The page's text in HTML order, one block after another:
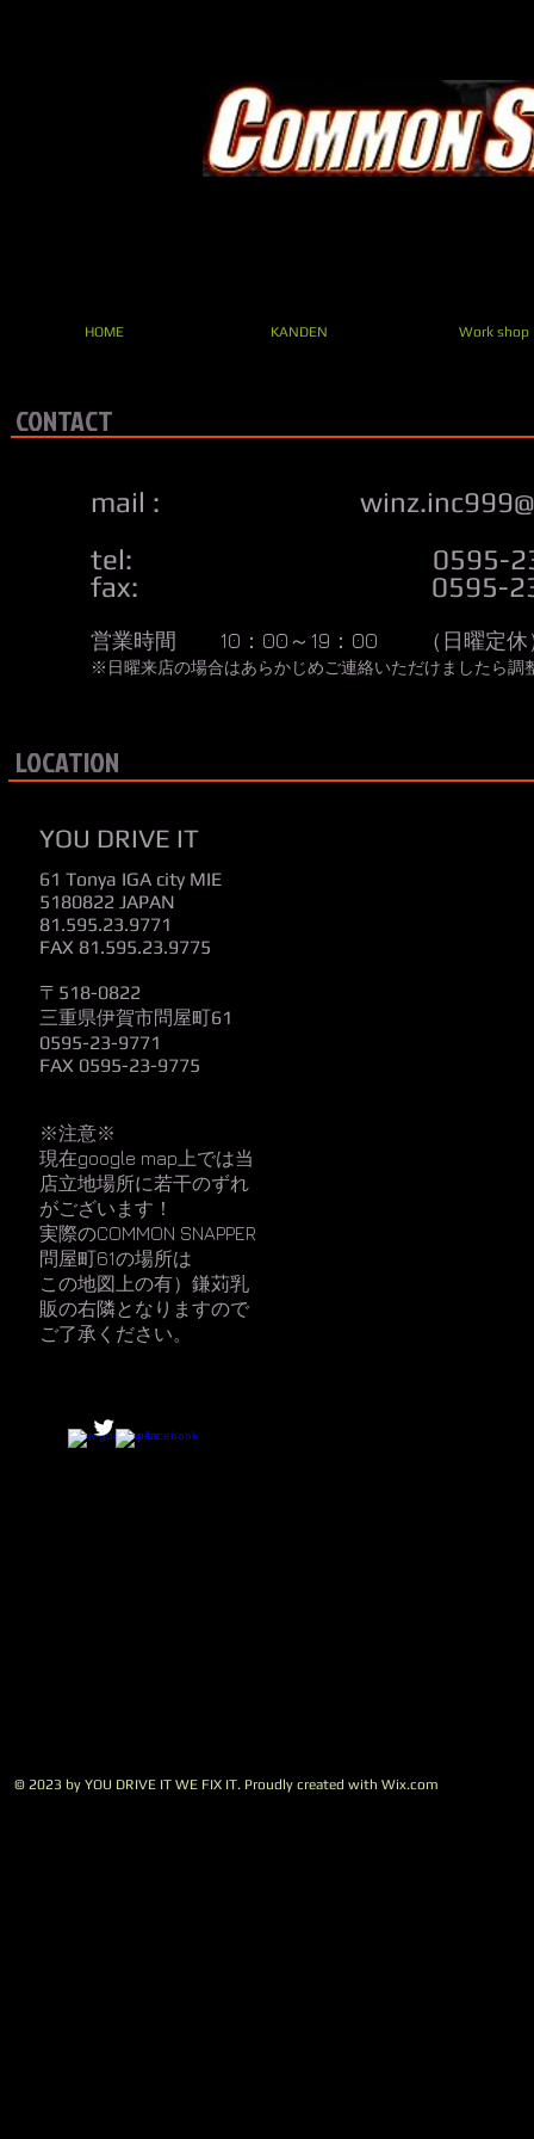
HOME KANDEN Work shop
CONTACT
mail :
tel: 0595-23-
fax: 0595-23-
営業時間 10：00～19：00 （日曜定
※日曜来店の場合はあらかじめご連絡いただけましたら調
LOCATION
YOU DRIVE IT
61 Tonya IGA city MIE
5180822 JAPAN
81.595.23.9771
FAX 81.595.23.9775
〒518-0822
三重県伊賀市問屋町61
0595-23-9771
FAX 0595-23-9775
※注意※
現在google map上では当
店立地場所に若干のずれ
がございます！
実際のCOMMON SNAPPER
問屋町61の場所は
この地図上の有）鎌苅乳
販の右隣となりますので
ご了承ください。
© 2023 by YOU DRIVE IT WE FIX IT.​ Proudly created with Wix.com